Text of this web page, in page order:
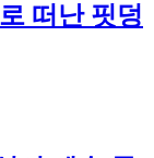
떠난 핏덩